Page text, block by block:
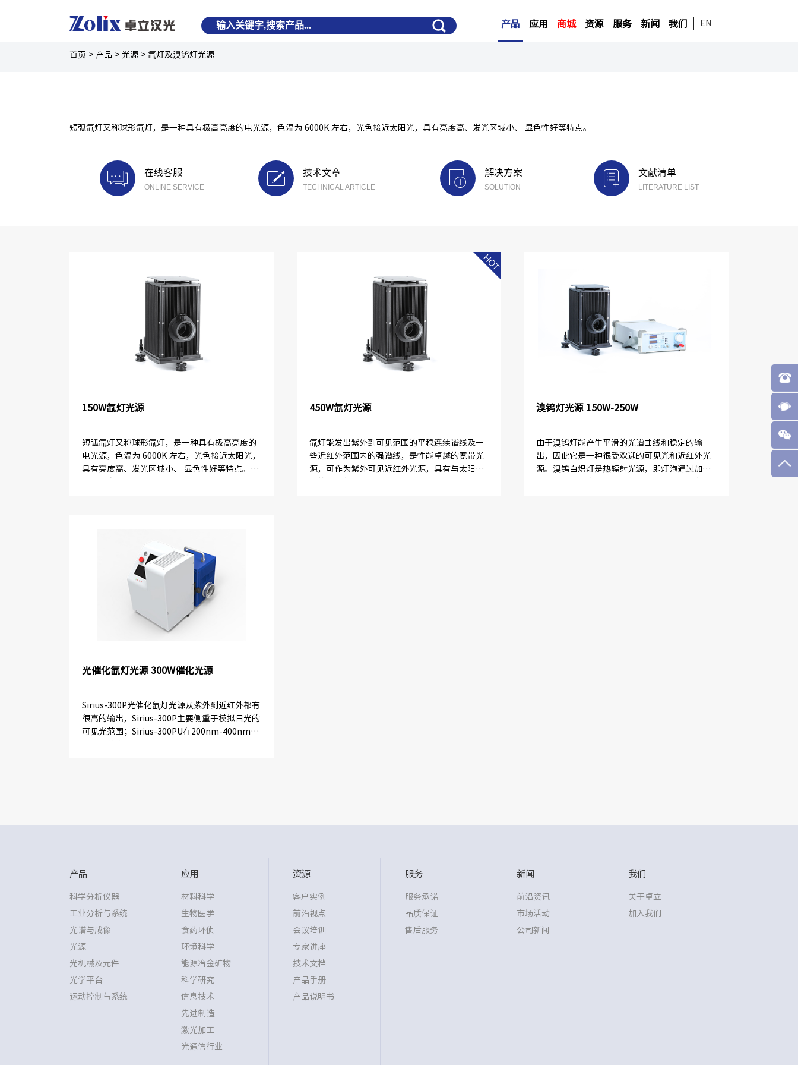
产品 应用 商城 资源 服务 新闻 我们 EN
首页 > 产品 > 光源 >氙灯及溴钨灯光源
短弧氙灯又称球形氙灯，是一种具有极高亮度的电光源，色温为 6000K 左右，光色接近太阳光，具有亮度高、发光区域小、 显色性好等特点。
在线客服
ONLINE SERVICE
技术文章
TECHNICAL ARTICLE
解决方案
SOLUTION
文献清单
LITERATURE LIST
150W氙灯光源
短弧氙灯又称球形氙灯，是一种具有极高亮度的
电光源，色温为 6000K 左右，光色接近太阳光，
具有亮度高、发光区域小、 显色性好等特点。氙
450W氙灯光源
氙灯能发出紫外到可见范围的平稳连续谱线及一
些近红外范围内的强谱线，是性能卓越的宽带光
源，可作为紫外可见近红外光源，具有与太阳相
溴钨灯光源 150W-250W
由于溴钨灯能产生平滑的光谱曲线和稳定的输
出，因此它是一种很受欢迎的可见光和近红外光
源。溴钨白炽灯是热辐射光源，即灯泡通过加热
光催化氙灯光源 300W催化光源
Sirius-300P光催化氙灯光源从紫外到近红外都有
很高的输出，Sirius-300P主要侧重于模拟日光的
可见光范围；Sirius-300PU在200nm-400nm内
产品
科学分析仪器
工业分析与系统
光谱与成像
光源
光机械及元件
光学平台
运动控制与系统
应用
材料科学
生物医学
食药环侦
环境科学
能源冶金矿物
科学研究
信息技术
先进制造
激光加工
光通信行业
资源
客户实例
前沿视点
会议培训
专家讲座
技术文档
产品手册
产品说明书
服务
服务承诺
品质保证
售后服务
新闻
前沿资讯
市场活动
公司新闻
我们
关于卓立
加入我们